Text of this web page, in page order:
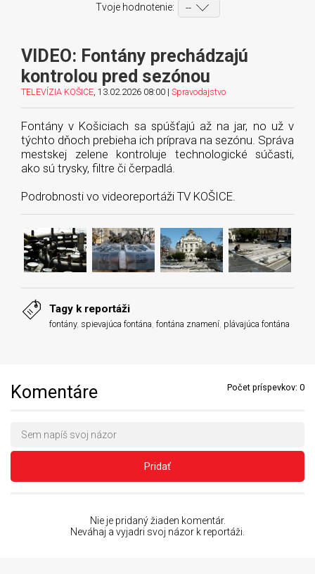
Tvoje hodnotenie:
VIDEO: Fontány prechádzajú
kontrolou pred sezónou
TELEVÍZIA KOŠICE , 13.02.2026 08:00 | Spravodajstvo
Fontány v Košiciach sa spúšťajú až na jar, no už v
týchto dňoch prebieha ich príprava na sezónu. Správa
mestskej zelene kontroluje technologické súčasti,
ako sú trysky, filtre či čerpadlá.
Podrobnosti vo videoreportáži TV KOŠICE.
Tagy k reportáži
fontány, spievajúca fontána fontána znamení plávajúca fontána
Komentáre Počet príspevkov: 0
Pridať
Nie je pridaný žiaden komentár.
Neváhaj a vyjadri svoj názor k reportáži.